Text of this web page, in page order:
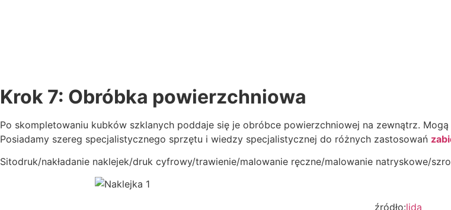
Krok 7: Obróbka powierzchniowa
Po skompletowaniu kubków szklanych poddaje się je obróbce powierzchniowej na zewnątrz.
Posiadamy szereg specjalistycznego sprzętu i wiedzy specjalistycznej do różnych zastosowań
Sitodruk/nakładanie naklejek/druk cyfrowy/trawienie/malowanie ręczne/malowanie natryskowe/
źródło:lida